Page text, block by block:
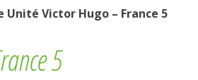
Unité Victor Hugo – France 5
5